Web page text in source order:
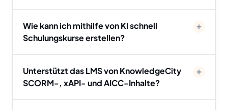
Wie kann ich mithilfe von KI schnell
Schulungskurse erstellen?
Unterstützt das LMS von KnowledgeCity
SCORM-, xAPI- und AICC-Inhalte?